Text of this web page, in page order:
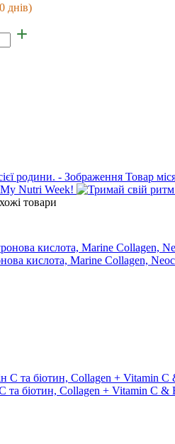
днів)
Товар
Nutri Week!
товари
кислота, Marine Collagen,
та біотин, Collagen + Vitamin C